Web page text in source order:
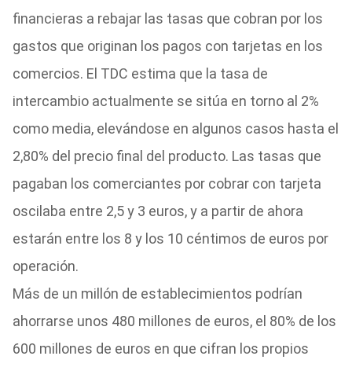
financieras a rebajar las tasas que cobran por los
gastos que originan los pagos con tarjetas en los
comercios. El TDC estima que la tasa de
intercambio actualmente se sitúa en torno al 2%
como media, elevándose en algunos casos hasta el
2,80% del precio final del producto. Las tasas que
pagaban los comerciantes por cobrar con tarjeta
oscilaba entre 2,5 y 3 euros, y a partir de ahora
estarán entre los 8 y los 10 céntimos de euros por
operación.
Más de un millón de establecimientos podrían
ahorrarse unos 480 millones de euros, el 80% de los
600 millones de euros en que cifran los propios